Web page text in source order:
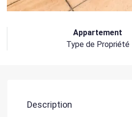
Appartement
Type de Propriété
Description